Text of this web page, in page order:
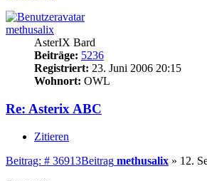
methusalix
AsterIX Bard
Beiträge: 5236
Registriert: 23. Juni 2006 20:15
Wohnort: OWL
Re: Asterix ABC
Zitieren
Beitrag: # 36913Beitrag methusalix » 12.